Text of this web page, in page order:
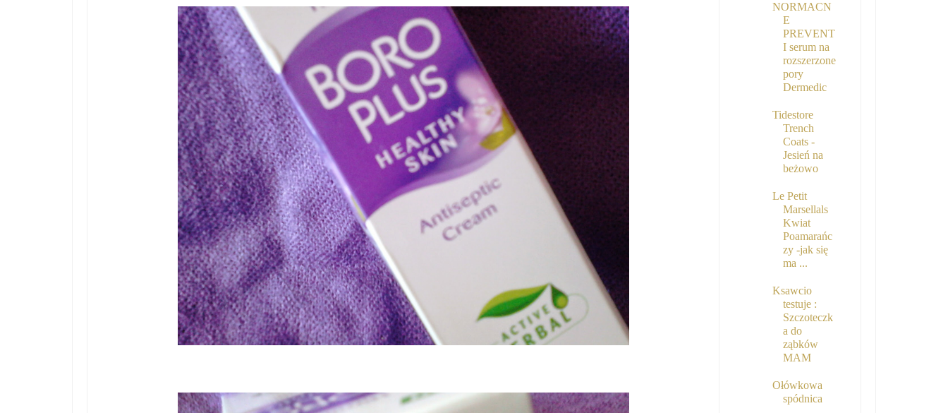
NORMACN
E
PREVENT
I serum na
rozszerzone
pory
Dermedic
Tidestore
Trench
Coats -
Jesień na
beżowo
Le Petit
Marsellals
Kwiat
Poamarańc
zy -jak się
ma ...
Ksawcio
testuje :
Szczoteczk
a do
ząbków
MAM
Ołówkowa
spódnica